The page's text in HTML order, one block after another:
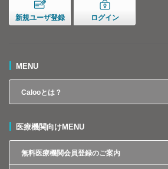
新規ユーザ登録 ログイン
MENU
Calooとは？
医療機関向けMENU
無料医療機関会員登録のご案内